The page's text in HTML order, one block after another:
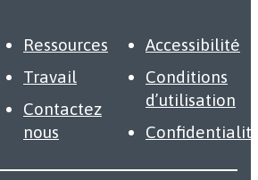
Ressources
Travail
Contactez
nous
Accessibilité
Conditions
d’utilisation